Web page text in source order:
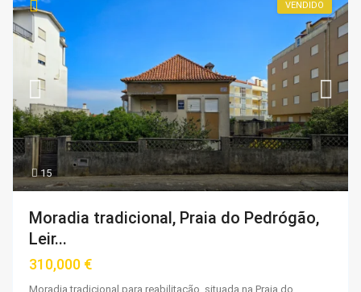
15
VENDIDO
Moradia tradicional, Praia do Pedrógão,
Leir...
310,000 €
Moradia tradicional para reabilitação, situada na Praia do